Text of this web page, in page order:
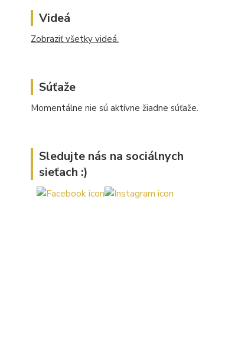
Videá
Zobraziť všetky videá.
Súťaže
Momentálne nie sú aktívne žiadne súťaže.
Sledujte nás na sociálnych
sieťach :)